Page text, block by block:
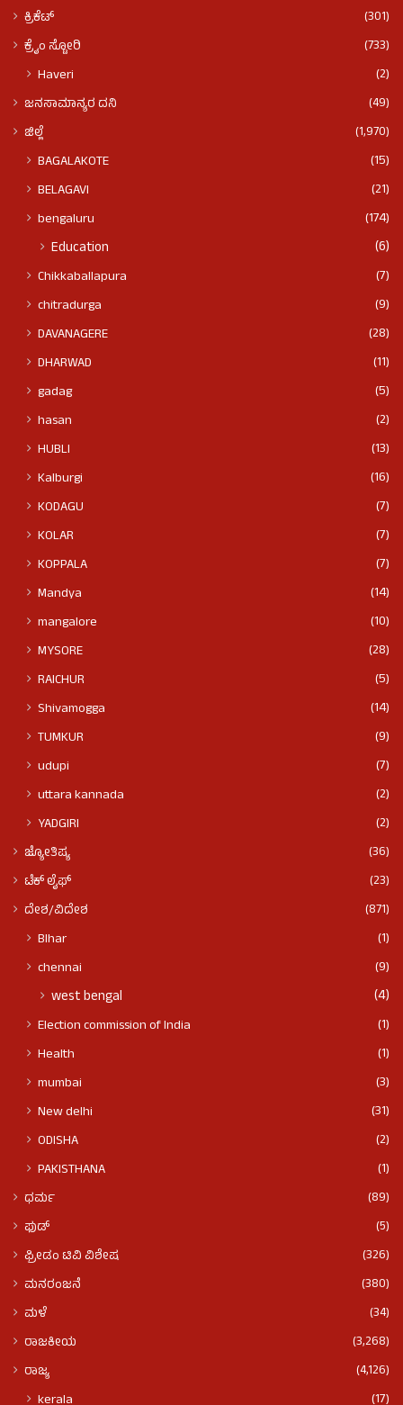
ಕ್ರಿಕೆಟ್
(301)
ಕ್ರೈಂ ಸ್ಟೋರಿ
(733)
Haveri (2)
ಜನಸಾಮಾನ್ಯರ ದನಿ
(49)
ಜಿಲ್ಲೆ
(1,970)
BAGALAKOTE
(15)
BELAGAVI
(21)
bengaluru
(174)
Education (6)
Chikkaballapura
(7)
chitradurga
(9)
DAVANAGERE
(28)
DHARWAD
(11)
gadag
(5)
hasan
(2)
HUBLI
(13)
Kalburgi
(16)
KODAGU
(7)
KOLAR
(7)
KOPPALA
(7)
Mandya
(14)
mangalore
(10)
MYSORE
(28)
RAICHUR
(5)
Shivamogga
(14)
TUMKUR
(9)
udupi
(7)
uttara kannada
(2)
YADGIRI
(2)
ಜ್ಯೋತಿಷ್ಯ
(36)
ಟೆಕ್ ಲೈಫ್
(23)
ದೇಶ/ವಿದೇಶ
(871)
BIhar
(1)
chennai
(9)
west bengal (4)
Election commission of India
(1)
Health
(1)
mumbai
(3)
New delhi
(31)
ODISHA
(2)
PAKISTHANA
(1)
ಧರ್ಮ
(89)
ಫುಡ್​​
(5)
ಫ್ರೀಡಂ ಟಿವಿ ವಿಶೇಷ
(326)
ಮನರಂಜನೆ
(380)
ಮಳೆ
(34)
ರಾಜಕೀಯ
(3,268)
ರಾಜ್ಯ
(4,126)
kerala (17)